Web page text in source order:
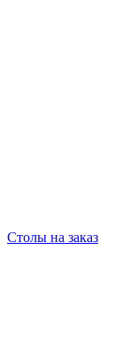
Столы на заказ